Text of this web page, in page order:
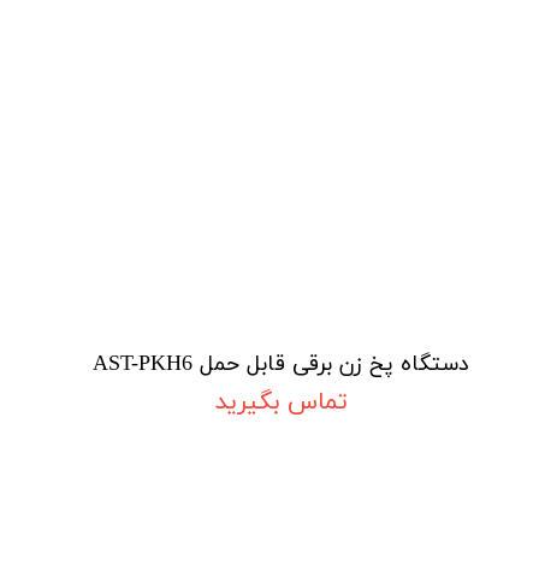
دستگاه پخ زن برقی قابل حمل AST-PKH6
تماس بگیرید